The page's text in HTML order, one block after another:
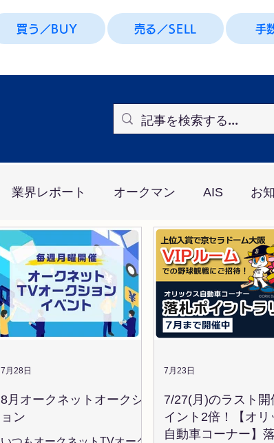
買う／BUY 売る／SELL 手
業界レポート オークマン AIS お
8月オークネットオークシ
ョン
7月28日
7/27(月)のラスト開
イント2倍！【オリ
自動車コーナー】落
7月23日